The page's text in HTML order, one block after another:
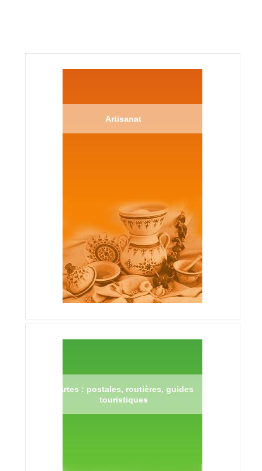
Artisanat
Cartes : postales, routières, guides
touristiques